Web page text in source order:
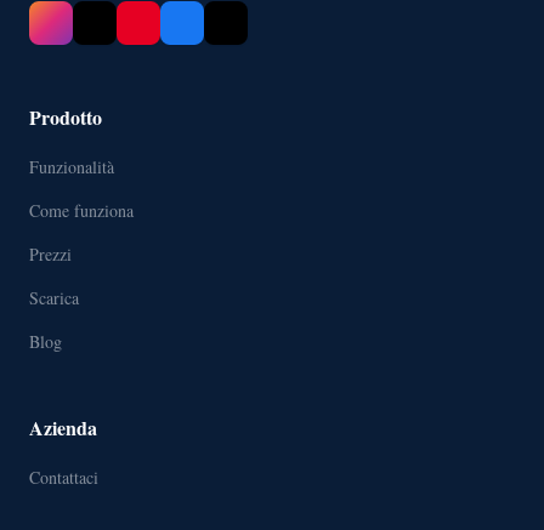
Prodotto
Funzionalità
Come funziona
Prezzi
Scarica
Blog
Azienda
Contattaci